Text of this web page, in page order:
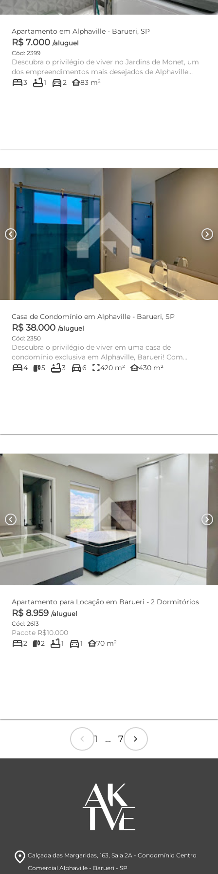
Apartamento em Alphaville - Barueri, SP
R$ 7.000 /aluguel
Cód: 2399
Descubra o privilégio de viver no Jardins de Monet, um
dos empreendimentos mais desejados de Alphaville
Industrial, Bar...
bed3 bathtub1 directions_car2 other_houses83 m²
chevron_left chevron_right
Casa de Condomínio em Alphaville - Barueri, SP
R$ 38.000 /aluguel
Cód: 2350
Descubra o privilégio de viver em uma casa de
condomínio exclusiva em Alphaville, Barueri! Com
430m² de área útil, esta...
bed4 5 bathtub3 directions_car6 fullscreen420 m² other_houses430 m²
chevron_left chevron_right
Apartamento para Locação em Barueri - 2 Dormitórios
R$ 8.959 /aluguel
Cód: 2613
Pacote R$10.000
bed2 2 bathtub1 directions_car1 other_houses70 m²
chevron_left 1 ... 7 chevron_right
room Calçada das Margaridas, 163, Sala 2A- Condomínio Centro
Comercial Alphaville- Barueri - SP